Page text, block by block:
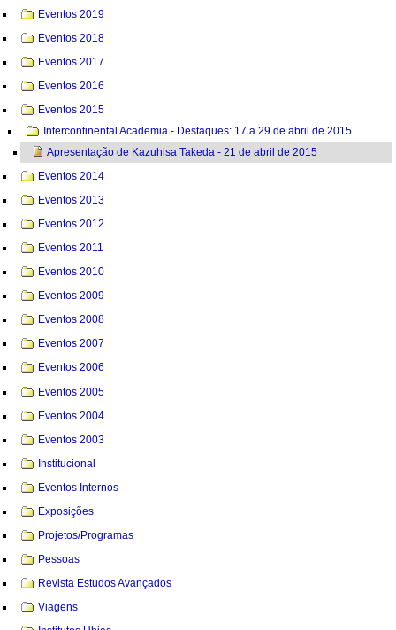
Eventos 2019
Eventos 2018
Eventos 2017
Eventos 2016
Eventos 2015
Intercontinental Academia - Destaques: 17 a 29 de abril de 2015
Apresentação de Kazuhisa Takeda - 21 de abril de 2015
Eventos 2014
Eventos 2013
Eventos 2012
Eventos 2011
Eventos 2010
Eventos 2009
Eventos 2008
Eventos 2007
Eventos 2006
Eventos 2005
Eventos 2004
Eventos 2003
Institucional
Eventos Internos
Exposições
Projetos/Programas
Pessoas
Revista Estudos Avançados
Viagens